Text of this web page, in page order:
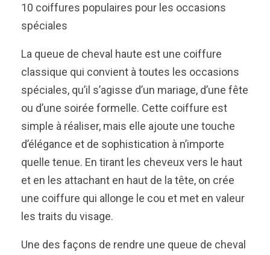
10 coiffures populaires pour les occasions
spéciales
La queue de cheval haute est une coiffure
classique qui convient à toutes les occasions
spéciales, qu’il s’agisse d’un mariage, d’une fête
ou d’une soirée formelle. Cette coiffure est
simple à réaliser, mais elle ajoute une touche
d’élégance et de sophistication à n’importe
quelle tenue. En tirant les cheveux vers le haut
et en les attachant en haut de la tête, on crée
une coiffure qui allonge le cou et met en valeur
les traits du visage.
Une des façons de rendre une queue de cheval